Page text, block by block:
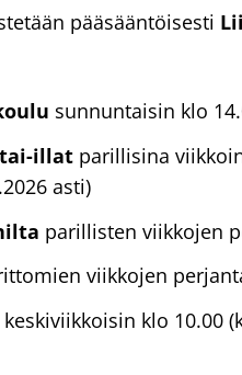
pääsääntöisesti
sunnuntaisin klo
illat parillisina
asti)
parillisten viikkojen
viikkojen
keskiviikkoisin klo 10.00